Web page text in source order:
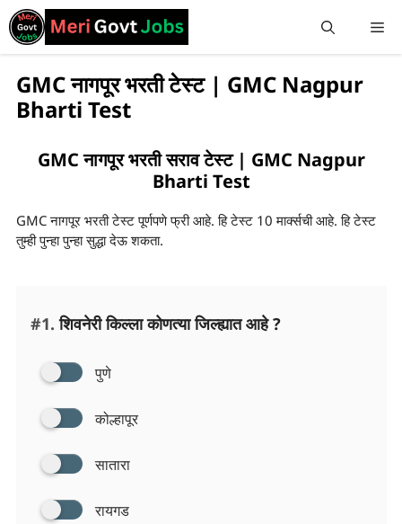
GMC नागपूर भरती टेस्ट | GMC Nagpur
Bharti Test
GMC नागपूर भरती सराव टेस्ट | GMC Nagpur
Bharti Test
GMC नागपूर भरती टेस्ट पूर्णपणे फ्री आहे. हि टेस्ट 10 मार्क्सची आहे. हि टेस्ट
तुम्ही पुन्हा पुन्हा सुद्धा देऊ शकता.
#1. शिवनेरी किल्ला कोणत्या जिल्ह्यात आहे ?
पुणे
कोल्हापूर
सातारा
रायगड